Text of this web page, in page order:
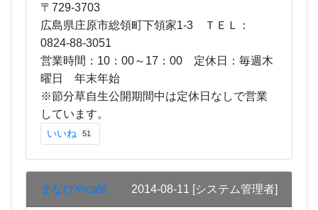
〒729-3703
広島県庄原市総領町下領家1-3
ＴＥＬ：
0824-88-3051
営業時間：10：00～17：00 定休日：毎週木
曜日 年末年始
※節分草自生公開期間中は定休日なしで営業
しています。
いいね 51
まなびやcafé 2014-08-11 [システム管理者]